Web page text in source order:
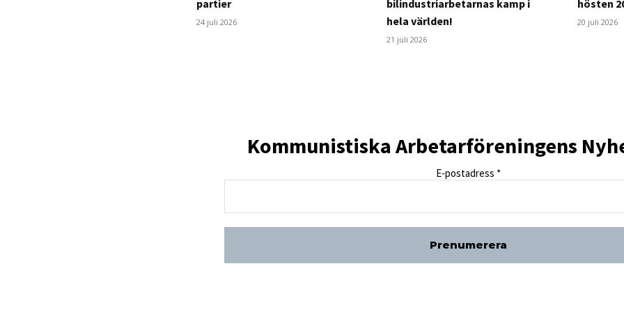
partier
24 juli 2026
bilindustriarbetarnas kamp i
hela världen!
21 juli 2026
hösten
20 juli 2026
Kommunistiska Arbetarföreningens
E-postadress *